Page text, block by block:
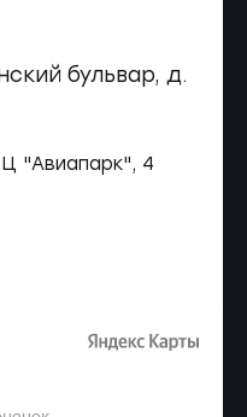
бульвар, д.
"Авиапарк", 4